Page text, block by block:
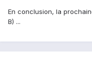
En conclusion, la
B) ...